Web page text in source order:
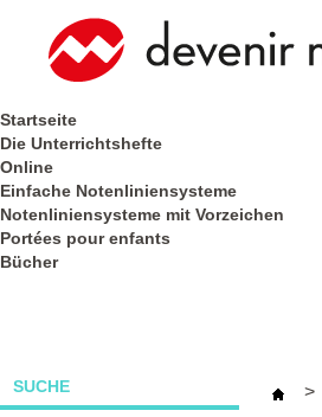
Startseite
Die Unterrichtshefte
Online
Einfache Notenliniensysteme
Notenliniensysteme mit Vorzeichen
Portées pour enfants
Bücher
SUCHE >